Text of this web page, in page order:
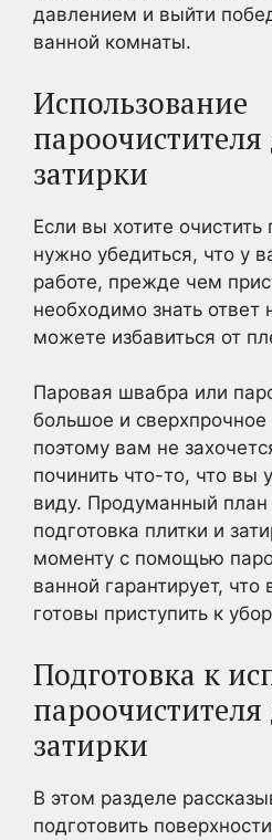
давлением и выйти
ванной комнаты.
Использование
затирки
Если вы хотите
нужно убедиться, что у
работе, прежде чем
необходимо знать ответ
можете избавиться от
Паровая швабра или
большое и сверхпрочное
поэтому вам не
починить что-то, что вы
виду. Продуманный план
подготовка плитки и
моменту с помощью
ванной гарантирует, что
готовы приступить к
Подготовка к
затирки
В этом разделе
подготовить